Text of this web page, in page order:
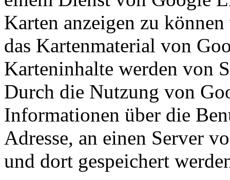
Karten anzeigen zu
das Kartenmaterial von
Karteninhalte werden von
Durch die Nutzung von
Informationen über die
Adresse, an einen Server
und dort gespeichert